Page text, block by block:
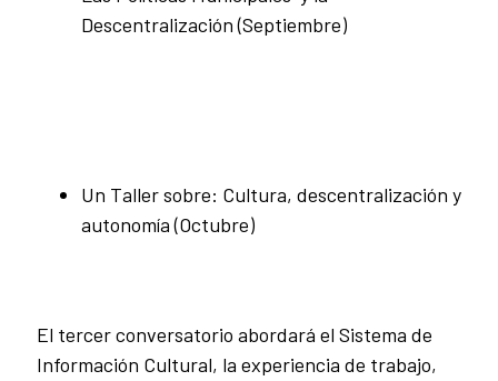
Descentralización (Septiembre)
Un Taller sobre: Cultura, descentralización y
autonomía (Octubre)
El tercer conversatorio abordará el Sistema de
Información Cultural, la experiencia de trabajo,